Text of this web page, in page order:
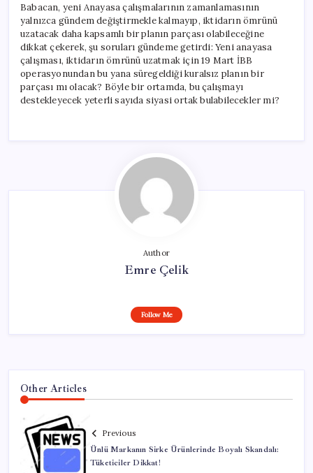
Babacan, yeni Anayasa çalışmalarının zamanlamasının
yalnızca gündem değiştirmekle kalmayıp, iktidarın ömrünü
uzatacak daha kapsamlı bir planın parçası olabileceğine
dikkat çekerek, şu soruları gündeme getirdi: Yeni anayasa
çalışması, iktidarın ömrünü uzatmak için 19 Mart İBB
operasyonundan bu yana süregeldiği kuralsız planın bir
parçası mı olacak? Böyle bir ortamda, bu çalışmayı
destekleyecek yeterli sayıda siyasi ortak bulabilecekler mi?
Author
Emre Çelik
Follow Me
Other Articles
Previous
Ünlü Markanın Sirke Ürünlerinde Boyalı Skandalı:
Tüketiciler Dikkat!